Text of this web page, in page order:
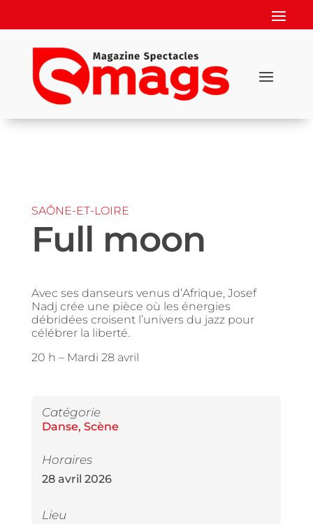
SAÔNE-ET-LOIRE
Full moon
Avec ses danseurs venus d’Afrique, Josef
Nadj crée une pièce où les énergies
débridées croisent l’univers du jazz pour
célébrer la liberté.
20 h – Mardi 28 avril
Catégorie
Danse, Scène
Horaires
28 avril 2026
Lieu